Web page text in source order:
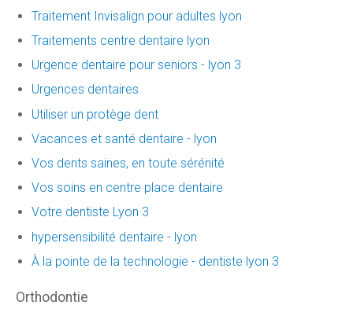
Traitement Invisalign pour adultes lyon
Traitements centre dentaire lyon
Urgence dentaire pour seniors - lyon 3
Urgences dentaires
Utiliser un protège dent
Vacances et santé dentaire - lyon
Vos dents saines, en toute sérénité
Vos soins en centre place dentaire
Votre dentiste Lyon 3
hypersensibilité dentaire - lyon
À la pointe de la technologie - dentiste lyon 3
Orthodontie